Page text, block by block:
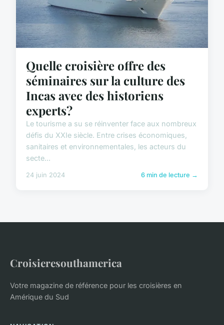
Quelle croisière offre des
séminaires sur la culture des
Incas avec des historiens
experts?
Le tourisme a su se réinventer face aux nombreux
défis du XXIe siècle. Entre crises économiques,
sanitaires et environnementales, les acteurs du
secte...
24 juin 2024 6 min de lecture →
Croisieresouthamerica
Votre magazine de référence pour les croisières en
Amérique du Sud